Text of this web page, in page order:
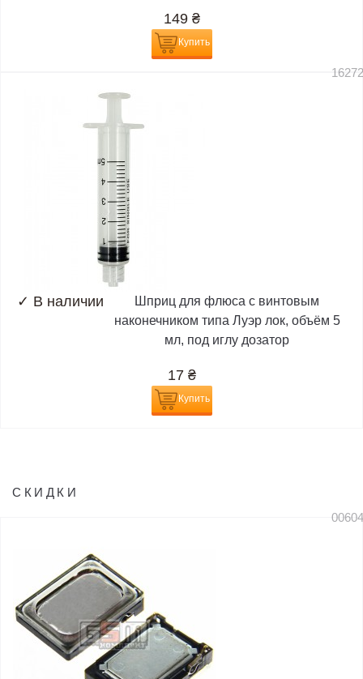
149 ₴
Купить
✓ В наличии
Шприц для флюса с винтовым
наконечником типа Луэр лок, объём 5
мл, под иглу дозатор
17 ₴
Купить
СКИДКИ